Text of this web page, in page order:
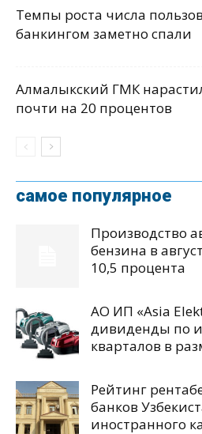
Темпы роста числа
банкингом заметно спали
Алмалыкский ГМК
почти на 20 процентов
самое популярное
Производство
бензина в
10,5 процента
АО ИП «Asia
дивиденды по
кварталов в
Рейтинг
банков
иностранного